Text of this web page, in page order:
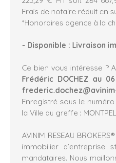
Frais de notaire réduit en
*Honoraires agence à la
- Disponible : Livraison
Ce bien vous intéresse ?
Frédéric DOCHEZ au
Enregistré sous le numéro
la Ville du greffe :
AVINIM RESEAU
immobilier d’entreprise
mandataires. Nous